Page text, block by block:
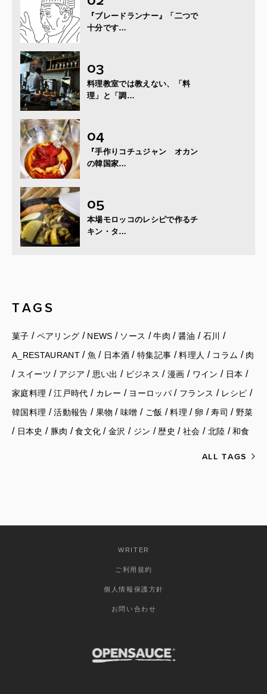
『ブレードランナー』「二つで
十分です…
料理教室では教えない、「料
理」と「調…
『手作りコチュジャン オカン
の韓国家…
本場モロッコのレシピで作るチ
キン・タ…
TAGS
菓子 / ペアリング / NEWS / ソース /牛肉 / 醤油 / 石川 /
A_RESTAURANT/ 魚 / 日本酒 /特集記事 /料理人 / コラム / 肉
/ スイーツ / アジア / 思い出 / ビジネス /漫画 / ワイン / 日本 /
家庭料理 /江戸時代 / カレー / ヨーロッパ / フランス / レシピ /
韓国料理 /活動報告 / 果物 /味噌 / ご飯 /料理 / 卵 /寿司 / 野菜
/ 日本史 / 豚肉 /食文化 /金沢 / ジン / 歴史 / 社会 / 北陸 /和食
ALL TAGS
WRITER
ご利用規約
個人情報保護方針
お問い合わせ